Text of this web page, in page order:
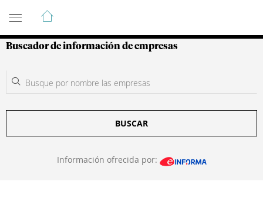
Guía de Empresas Colombianas
Buscador de información de empresas
BUSCAR
Información ofrecida por: